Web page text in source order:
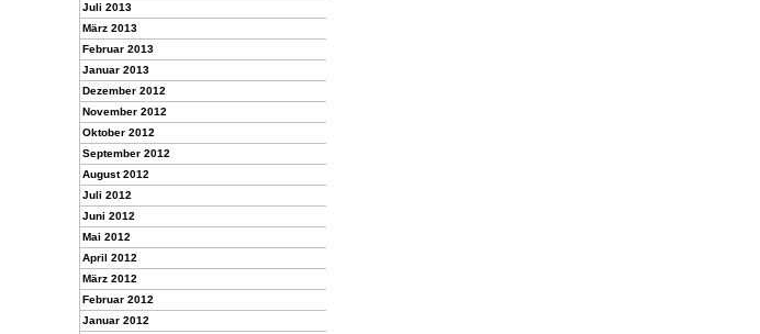
Juli 2013
März 2013
Februar 2013
Januar 2013
Dezember 2012
November 2012
Oktober 2012
September 2012
August 2012
Juli 2012
Juni 2012
Mai 2012
April 2012
März 2012
Februar 2012
Januar 2012